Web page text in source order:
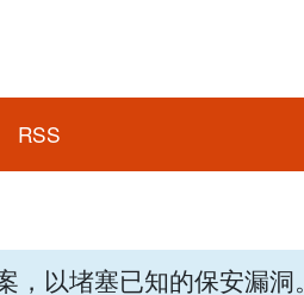
RSS
以堵塞已知的保安漏洞。